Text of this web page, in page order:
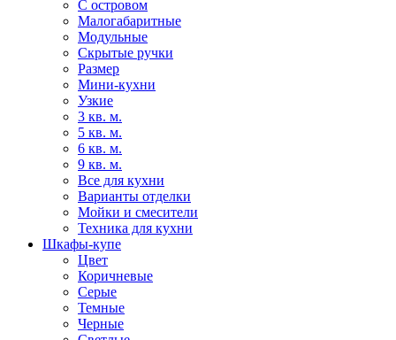
С островом
Малогабаритные
Модульные
Скрытые ручки
Размер
Мини-кухни
Узкие
3 кв. м.
5 кв. м.
6 кв. м.
9 кв. м.
Все для кухни
Варианты отделки
Мойки и смесители
Техника для кухни
Шкафы-купе
Цвет
Коричневые
Серые
Темные
Черные